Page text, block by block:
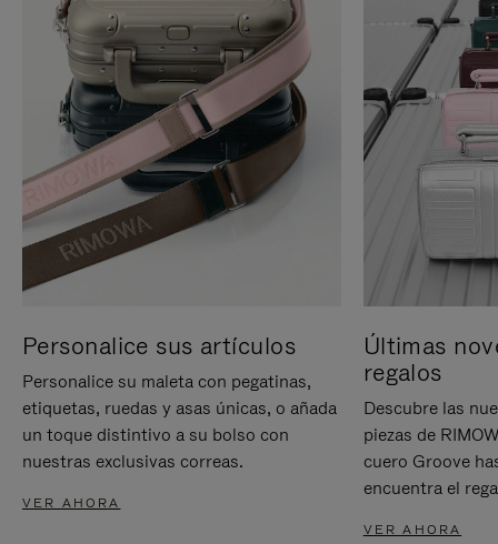
Personalice sus artículos
Personalice su maleta con pegatinas,
etiquetas, ruedas y asas únicas, o añada
un toque distintivo a su bolso con
nuestras exclusivas correas.
VER AHORA
Últimas
regalos
Descubre las
piezas de
cuero Groove
encuentra el
VER AHORA